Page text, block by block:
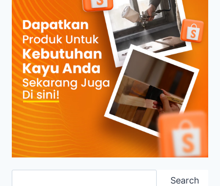
Search